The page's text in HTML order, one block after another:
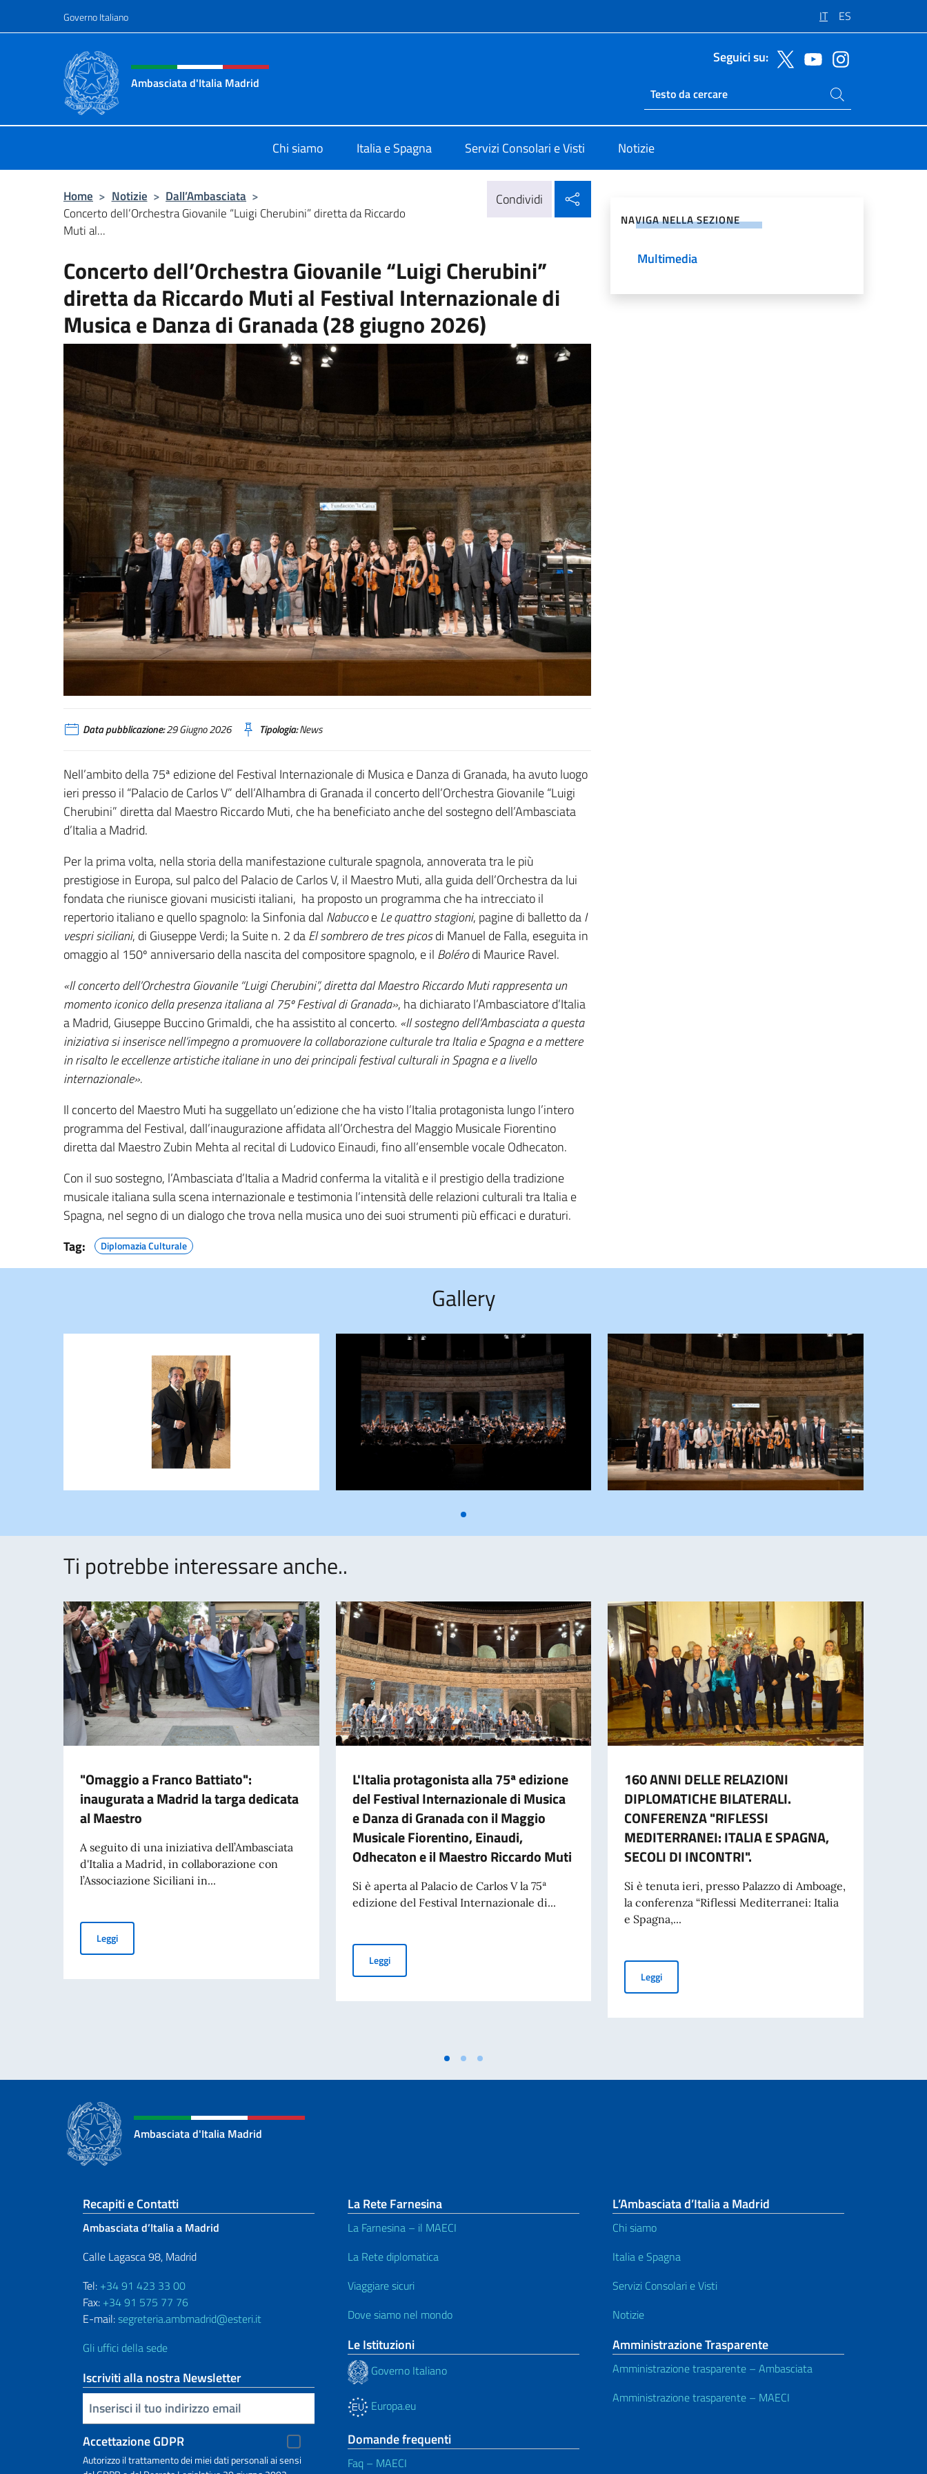
Governo Italiano IT ES
Intestazione sito, social e menù
Ambasciata d'Italia Madrid
Seguici su:
Ricerca sito live
Cerca nel sito
Chi siamo Italia e Spagna Servizi Consolari e Visti Notizie
Home > Notizie > Dall’Ambasciata >
Concerto dell’Orchestra Giovanile “Luigi Cherubini” diretta da Riccardo
Muti al...
Condividi
Concerto dell’Orchestra Giovanile “Luigi Cherubini”
diretta da Riccardo Muti al Festival Internazionale di
Musica e Danza di Granada (28 giugno 2026)
Data pubblicazione:29 Giugno 2026 Tipologia:News
Nell’ambito della 75ª edizione del Festival Internazionale di Musica e Danza di Granada, ha avuto luogo
ieri presso il “Palacio de Carlos V” dell’Alhambra di Granada il concerto dell’Orchestra Giovanile “Luigi
Cherubini” diretta dal Maestro Riccardo Muti, che ha beneficiato anche del sostegno dell’Ambasciata
d’Italia a Madrid.
Per la prima volta, nella storia della manifestazione culturale spagnola, annoverata tra le più
prestigiose in Europa, sul palco del Palacio de Carlos V, il Maestro Muti, alla guida dell’Orchestra da lui
fondata che riunisce giovani musicisti italiani, ha proposto un programma che ha intrecciato il
repertorio italiano e quello spagnolo: la Sinfonia dal NabuccoeLe quattro stagioni, pagine di balletto daI
vespri siciliani, di Giuseppe Verdi; la Suite n. 2 daEl sombrero de tres picosdi Manuel de Falla, eseguita in
omaggio al 150º anniversario della nascita del compositore spagnolo, e il Bolérodi Maurice Ravel.
«Il concerto dell’Orchestra Giovanile “Luigi Cherubini”, diretta dal Maestro Riccardo Muti rappresenta un
momento iconico della presenza italiana al 75º Festival di Granada», ha dichiarato l’Ambasciatore d’Italia
a Madrid, Giuseppe Buccino Grimaldi, che ha assistito al concerto. «Il sostegno dell’Ambasciata a questa
iniziativa si inserisce nell’impegno a promuovere la collaborazione culturale tra Italia e Spagna e a mettere
in risalto le eccellenze artistiche italiane in uno dei principali festival culturali in Spagna e a livello
internazionale».
Il concerto del Maestro Muti ha suggellato un’edizione che ha visto l’Italia protagonista lungo l’intero
programma del Festival, dall’inaugurazione affidata all’Orchestra del Maggio Musicale Fiorentino
diretta dal Maestro Zubin Mehta al recital di Ludovico Einaudi, fino all’ensemble vocale Odhecaton.
Con il suo sostegno, l’Ambasciata d’Italia a Madrid conferma la vitalità e il prestigio della tradizione
musicale italiana sulla scena internazionale e testimonia l’intensità delle relazioni culturali tra Italia e
Spagna, nel segno di un dialogo che trova nella musica uno dei suoi strumenti più efficaci e duraturi.
Tag:
Diplomazia Culturale
NAVIGA NELLA SEZIONE
Multimedia
Gallery
Ti potrebbe interessare anche..
"Omaggio a Franco Battiato":
inaugurata a Madrid la targa dedicata
al Maestro
A seguito di una iniziativa dell’Ambasciata
d'Italia a Madrid, in collaborazione con
l’Associazione Siciliani in...
Leggi"Omaggio a Franco Battiato": inaugurata a Madrid la targa dedicata al Maestro
L'Italia protagonista alla 75ª edizione
del Festival Internazionale di Musica
e Danza di Granada con il Maggio
Musicale Fiorentino, Einaudi,
Odhecaton e il Maestro Riccardo Muti
Si è aperta al Palacio de Carlos V la 75ª
edizione del Festival Internazionale di...
LeggiL'Italia protagonista alla 75ª edizione del Festival Internazionale di Musica e Danza di Granada con il Maggio Musicale Fiorentino,
160 ANNI DELLE RELAZIONI
DIPLOMATICHE BILATERALI.
CONFERENZA "RIFLESSI
MEDITERRANEI: ITALIA E SPAGNA,
SECOLI DI INCONTRI".
Si è tenuta ieri, presso Palazzo di Amboage,
la conferenza “Riflessi Mediterranei: Italia
e Spagna,...
Leggi160 ANNI DELLE RELAZIONI DIPLOMATICHE BILATERALI.
Ambasciata d'Italia Madrid
Sezione footer
Recapiti e Contatti
Ambasciata d’Italia a Madrid
Calle Lagasca 98, Madrid
Tel: +34 91 423 33 00
Fax: +34 91 575 77 76
E-mail:segreteria.ambmadrid@esteri.it
Gli uffici della sede
Iscriviti alla nostra Newsletter
Inserisci la tua email
Accettazione GDPR
Autorizzo il trattamento dei miei dati personali ai sensi
La Rete Farnesina
La Farnesina – il MAECI
La Rete diplomatica
Viaggiare sicuri
Dove siamo nel mondo
Le Istituzioni
Governo Italiano
Europa.eu
Domande frequenti
Faq – MAECI
L’Ambasciata d’Italia a Madrid
Chi siamo
Italia e Spagna
Servizi Consolari e Visti
Notizie
Amministrazione Trasparente
Amministrazione trasparente – Ambasciata
Amministrazione trasparente – MAECI